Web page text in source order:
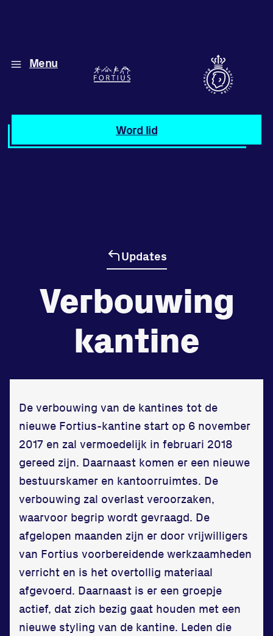
Menu
Word lid
Diverse disciplines
Atletiek
Beheersde
tegenstander
Worstelen
Prestaties op afstanden
zet je samen
Running
Zet een personal record
in onze gym
Fitness
Updates
Verbouwing
kantine
De verbouwing van de kantines tot de
nieuwe Fortius-kantine start op 6 november
2017 en zal vermoedelijk in februari 2018
gereed zijn. Daarnaast komen er een nieuwe
bestuurskamer en kantoorruimtes. De
verbouwing zal overlast veroorzaken,
waarvoor begrip wordt gevraagd. De
afgelopen maanden zijn er door vrijwilligers
van Fortius voorbereidende werkzaamheden
verricht en is het overtollig materiaal
afgevoerd. Daarnaast is er een groepje
actief, dat zich bezig gaat houden met een
nieuwe styling van de kantine. Leden die